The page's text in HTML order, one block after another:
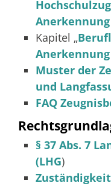
Kapitel „
Muster der
und
FAQ
§ 37 Abs. 7
(LHG)